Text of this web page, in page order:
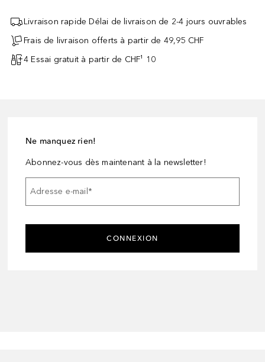
Livraison rapide Délai de livraison de 2-4 jours ouvrables
Frais de livraison offerts à partir de 49,95 CHF
4 Essai gratuit à partir de CHF¹ 10
Ne manquez rien!
Abonnez-vous dès maintenant à la newsletter!
Adresse e-mail*
CONNEXION